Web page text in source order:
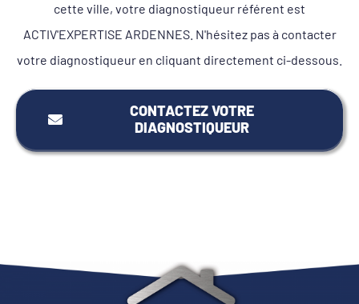
cette ville, votre diagnostiqueur référent est
ACTIV'EXPERTISE ARDENNES. N'hésitez pas à contacter
votre diagnostiqueur en cliquant directement ci-dessous.
CONTACTEZ VOTRE
DIAGNOSTIQUEUR